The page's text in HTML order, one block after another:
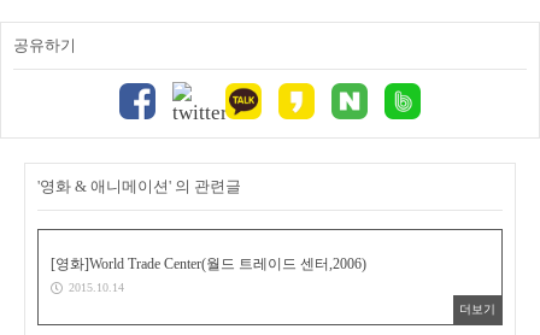
공유하기
'영화 & 애니메이션' 의 관련글
[영화]World Trade Center(월드 트레이드 센터,2006)
2015.10.14
더보기